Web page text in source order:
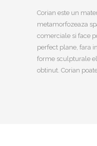
Corian este un
metamorfozeaza
comerciale si face
perfect plane, fara
forme sculpturale
obtinut. Corian